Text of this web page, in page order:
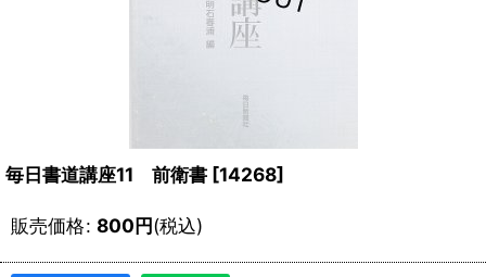
毎日書道講座11 前衛書 [14268]
販売価格: 800円(税込)